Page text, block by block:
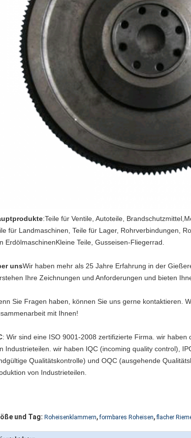
:Teile für Ventile, Autoteile,
für Landmaschinen, Teile für Lager, Rohrverbindungen,
ErdölmaschinenKleine Teile, Gusseisen-Fliegerrad.
unsWir haben mehr als 25 Jahre Erfahrung in der
Ihre Zeichnungen und Anforderungen und bieten
Sie Fragen haben, können Sie uns gerne kontaktieren.
mit Ihnen!
: Wir sind eine ISO 9001-2008 zertifizierte Firma. wir
Industrieteilen. wir haben IQC (incoming quality control),
Qualitätskontrolle) und OQC (ausgehende
von Industrieteilen.
und Tag: Roheisenklammern, formbares Roheisen, flacher